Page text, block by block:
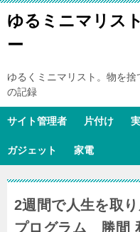
ゆるミニマリス
ー
ゆるくミニマリスト。物を
の記録
サイト管理者 片付け
ガジェット 家電
2週間で人生を取
プログラム 勝間